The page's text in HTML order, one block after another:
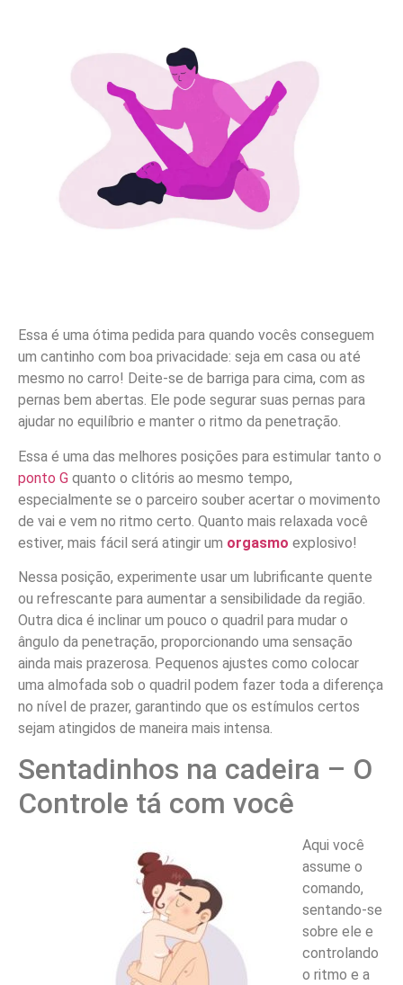
Essa é uma ótima pedida para quando vocês conseguem
um cantinho com boa privacidade: seja em casa ou até
mesmo no carro! Deite-se de barriga para cima, com as
pernas bem abertas. Ele pode segurar suas pernas para
ajudar no equilíbrio e manter o ritmo da penetração.
Essa é uma das melhores posições para estimular tanto o
ponto G quanto o clitóris ao mesmo tempo,
especialmente se o parceiro souber acertar o movimento
de vai e vem no ritmo certo. Quanto mais relaxada você
estiver, mais fácil será atingir um orgasmo explosivo!
Nessa posição, experimente usar um lubrificante quente
ou refrescante para aumentar a sensibilidade da região.
Outra dica é inclinar um pouco o quadril para mudar o
ângulo da penetração, proporcionando uma sensação
ainda mais prazerosa. Pequenos ajustes como colocar
uma almofada sob o quadril podem fazer toda a diferença
no nível de prazer, garantindo que os estímulos certos
sejam atingidos de maneira mais intensa.
Sentadinhos na cadeira – O
Controle tá com você
Aqui você
assume o
comando,
sentando-se
sobre ele e
controlando
o ritmo e a